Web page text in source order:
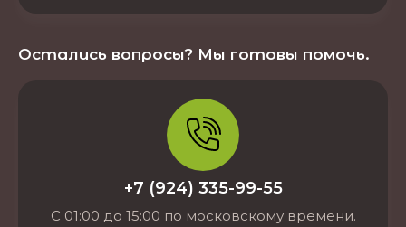
Остались вопросы? Мы готовы помочь.
+7 (924) 335-99-55
С 01:00 до 15:00 по московскому времени.